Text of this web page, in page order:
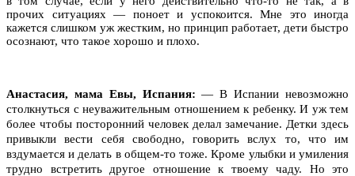
прочих ситуациях — поноет и успокоится. Мне это иногда
кажется слишком уж жестким, но принцип работает, дети быстро
осознают, что такое хорошо и плохо.
Анастасия, мама Евы, Испания: — В Испании невозможно
столкнуться с неуважительным отношением к ребенку. И уж тем
более чтобы посторонний человек делал замечание. Детки здесь
привыкли вести себя свободно, говорить вслух то, что им
вздумается и делать в общем-то тоже. Кроме улыбки и умиления
трудно встретить другое отношение к твоему чаду. Но это